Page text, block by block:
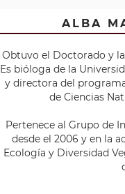
ALBA
Obtuvo el Doctorado y
Es bióloga de la
y directora del
de Ciencias
Pertenece al Grupo de
desde el 2006 y en la
Ecología y Diversidad